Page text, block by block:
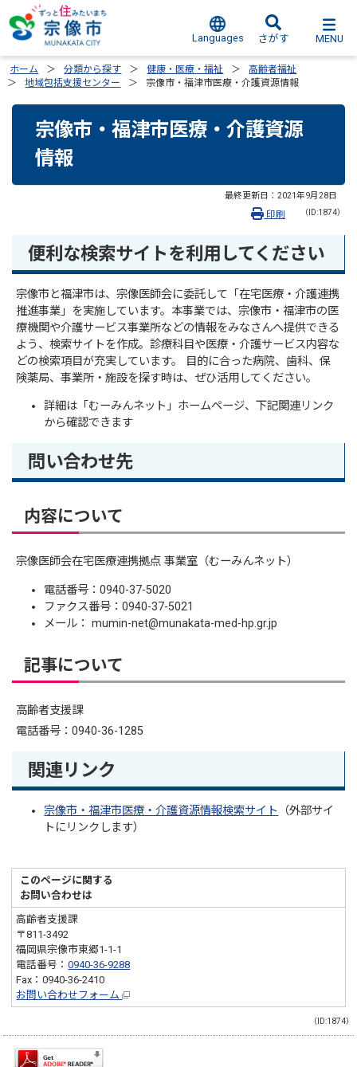
Languages さがす MENU
ホーム 分類から探す 健康・医療・福祉
高齢者福祉
地域包括支援センター
宗像市・福津市医療・介護資源情報
宗像市・福津市医療・介護資源
情報
最終更新日： 2021年9月28日
（ID:1874）
印刷
便利な検索サイトを利用してください
宗像市と福津市は、宗像医師会に委託して「在宅医療・介護連携
推進事業」を実施しています。本事業では、宗像市・福津市の医
療機関や介護サービス事業所などの情報をみなさんへ提供できる
よう、検索サイトを作成。診療科目や医療・介護サービス内容な
どの検索項目が充実しています。 目的に合った病院、歯科、保
険薬局、事業所・施設を探す時は、ぜひ活用してください。
詳細は「むーみんネット」ホームページ、下記関連リンク
から確認できます
問い合わせ先
内容について
宗像医師会在宅医療連携拠点 事業室（むーみんネット）
電話番号：0940-37-5020
ファクス番号：0940-37-5021
メール： mumin-net@munakata-med-hp.gr.jp
記事について
高齢者支援課
電話番号：0940-36-1285
関連リンク
宗像市・福津市医療・介護資源情報検索サイト
（外部サイ
トにリンクします）
このページに関する
お問い合わせは
高齢者支援課
〒811-3492
福岡県宗像市東郷1-1-1
電話番号：0940-36-9288
Fax：0940-36-2410
お問い合わせフォーム
（ID:1874）